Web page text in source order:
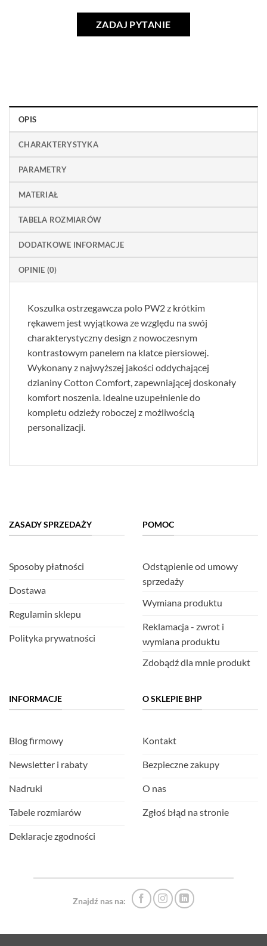
ZADAJ PYTANIE
OPIS
CHARAKTERYSTYKA
PARAMETRY
MATERIAŁ
TABELA ROZMIARÓW
DODATKOWE INFORMACJE
OPINIE (0)
Koszulka ostrzegawcza polo PW2 z krótkim
rękawem jest wyjątkowa ze względu na swój
charakterystyczny design z nowoczesnym
kontrastowym panelem na klatce piersiowej.
Wykonany z najwyższej jakości oddychającej
dzianiny Cotton Comfort, zapewniającej doskonały
komfort noszenia. Idealne uzupełnienie do
kompletu odzieży roboczej z możliwością
personalizacji.
ZASADY SPRZEDAŻY
Sposoby płatności
Dostawa
Regulamin sklepu
Polityka prywatności
POMOC
Odstąpienie od umowy
sprzedaży
Wymiana produktu
Reklamacja - zwrot i
wymiana produktu
Zdobądź dla mnie produkt
INFORMACJE
Blog firmowy
Newsletter i rabaty
Nadruki
Tabele rozmiarów
Deklaracje zgodności
O SKLEPIE BHP
Kontakt
Bezpieczne zakupy
O nas
Zgłoś błąd na stronie
Znajdź nas na: